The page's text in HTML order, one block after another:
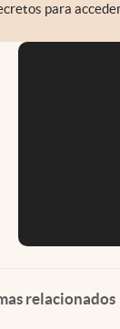
para
relacionados